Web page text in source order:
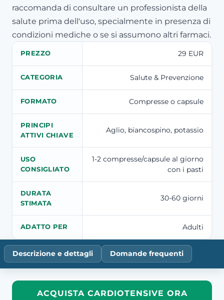
raccomanda di consultare un professionista della
salute prima dell'uso, specialmente in presenza di
condizioni mediche o se si assumono altri farmaci.
PREZZO 29 EUR
CATEGORIA Salute & Prevenzione
FORMATO Compresse o capsule
PRINCIPI
ATTIVI CHIAVE
Aglio, biancospino, potassio
USO
CONSIGLIATO
1-2 compresse/capsule al giorno
con i pasti
DURATA
STIMATA
30-60 giorni
ADATTO PER Adulti
Descrizione e dettagli Domande frequenti
ACQUISTA CARDIOTENSIVE ORA